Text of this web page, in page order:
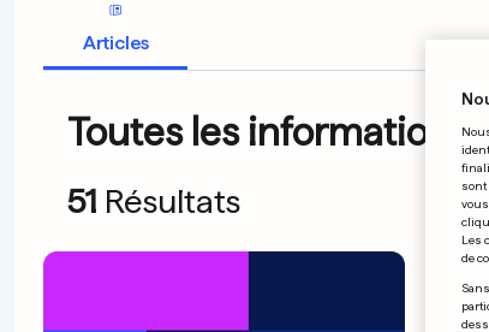
Articles
Toutes les informations
51 Résultats
sont
Les
de